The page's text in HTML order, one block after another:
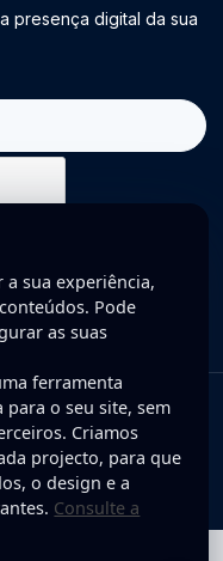
presença digital da sua
reservados. Desenvolvido
sua experiência,
Pode
as suas
ferramenta
para o seu site, sem
Criamos
projecto, para que
o design e a
Consulte a